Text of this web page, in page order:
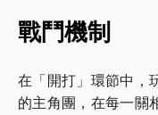
戰鬥機制
在「開打」環節中，
的主角團，在每一關